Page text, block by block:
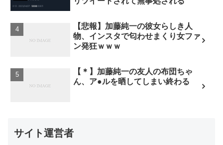
【悲報】加藤純一の彼女らしき人
物、インスタで匂わせまくり女ファ
ン発狂ｗｗｗ
【＊】加藤純一の友人の布団ちゃ
ん、ア●ルを晒してしまい終わる
サイト運営者